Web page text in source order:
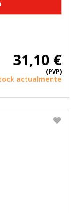
31,10 €
(PVP)
actualmente
TODO
el sitio web
nuestros sistemas.
o alertar
del sitio no
wp-settings-1,
y fuentes de
de nuestro sitio y
son las más o
por el sitio.
cookies es